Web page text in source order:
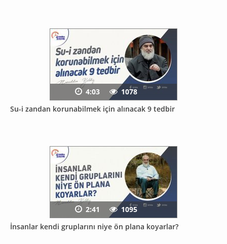
Su-i zandan korunabilmek için alınacak 9 tedbir
4:03 1078
İnsanlar kendi gruplarını niye ön plana koyarlar?
2:41 1095